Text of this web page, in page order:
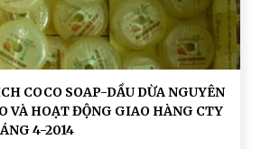
COCO SOAP-DẦU DỪA NGUYÊN
VÀ HOẠT ĐỘNG GIAO HÀNG CTY
4-2014